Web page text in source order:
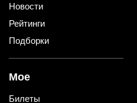
Новости
Рейтинги
Подборки
Мое
Билеты